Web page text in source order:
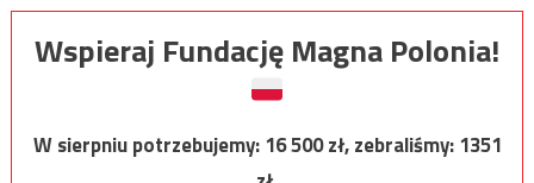
Wspieraj Fundację Magna Polonia!
W sierpniu potrzebujemy:16 500zł, zebraliśmy:1351